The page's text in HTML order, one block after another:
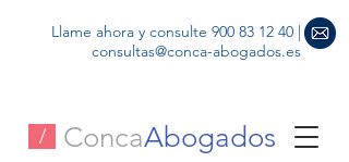
/ ConcaAbogados
Llame ahora y consulte 900 83 12 40 |
consultas@conca-abogados.es